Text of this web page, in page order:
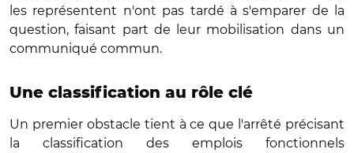
les représentent n'ont pas tardé à s'emparer de la
question, faisant part de leur mobilisation dans un
communiqué commun.
Une classification au rôle clé
Un premier obstacle tient à ce que l'arrêté précisant
la classification des emplois fonctionnels